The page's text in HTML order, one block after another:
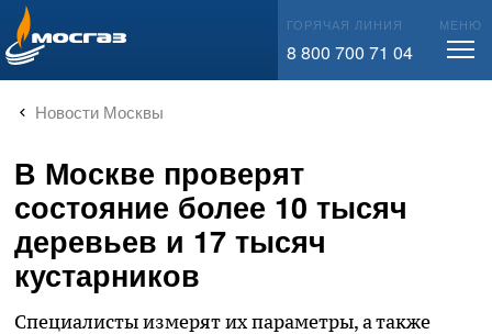
info@mos-gaz.ru ГОРЯЧАЯ ЛИНИЯ
8 800 700 71 04
МЕНЮ
Новости Москвы
В Москве проверят
состояние более 10 тысяч
деревьев и 17 тысяч
кустарников
Специалисты измерят их параметры, а также